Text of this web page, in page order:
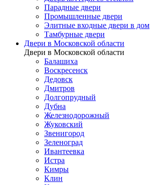
Парадные двери
Промышленные двери
Элитные входные двери в дом
Тамбурные двери
Двери в Московской области
Двери в Московской области
Балашиха
Воскресенск
Дедовск
Дмитров
Долгопрудный
Дубна
Железнодорожный
Жуковский
Звенигород
Зеленоград
Ивантеевка
Истра
Кимры
Клин